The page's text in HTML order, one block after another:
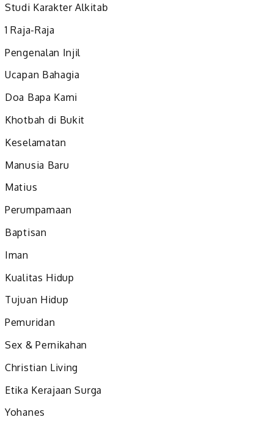
Studi Karakter Alkitab
1 Raja-Raja
Pengenalan Injil
Ucapan Bahagia
Doa Bapa Kami
Khotbah di Bukit
Keselamatan
Manusia Baru
Matius
Perumpamaan
Baptisan
Iman
Kualitas Hidup
Tujuan Hidup
Pemuridan
Sex & Pernikahan
Christian Living
Etika Kerajaan Surga
Yohanes